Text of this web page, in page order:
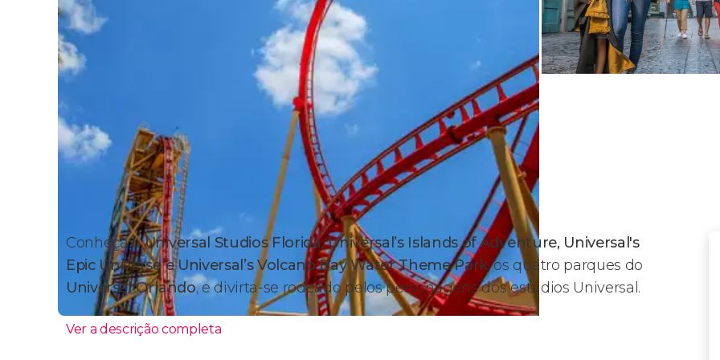
Conheça oUniversal Studios Florida, Universal’s Islands of Adventure, Universal's
Epic Universe e Universal’s Volcano Bay Water Theme Park, os quatro parques do
Universal Orlando, e divirta-se rodeado pelos personagens dos estúdios Universal.
Ver a descrição completa